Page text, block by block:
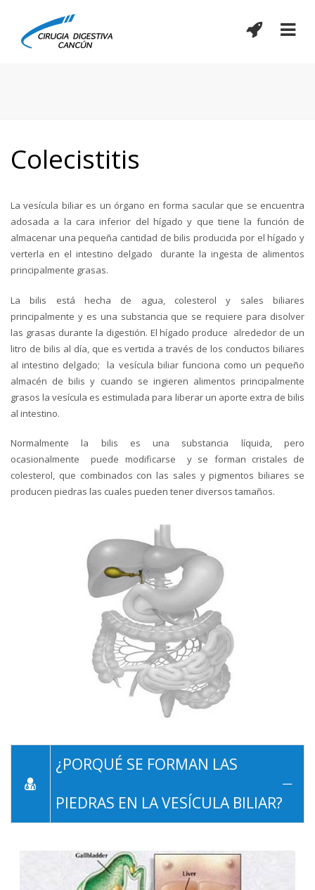
Colecistitis
La vesícula biliar es un órgano en forma sacular que se encuentra
adosada a la cara inferior del hígado y que tiene la función de
almacenar una pequeña cantidad de bilis producida por el hígado y
verterla en el intestino delgado durante la ingesta de alimentos
principalmente grasas.
La bilis está hecha de agua, colesterol y sales biliares
principalmente y es una substancia que se requiere para disolver
las grasas durante la digestión. El hígado produce alrededor de un
litro de bilis al día, que es vertida a través de los conductos biliares
al intestino delgado; la vesícula biliar funciona como un pequeño
almacén de bilis y cuando se ingieren alimentos principalmente
grasos la vesícula es estimulada para liberar un aporte extra de bilis
al intestino.
Normalmente la bilis es una substancia líquida, pero
ocasionalmente puede modificarse y se forman cristales de
colesterol, que combinados con las sales y pigmentos biliares se
producen piedras las cuales pueden tener diversos tamaños.
¿PORQUÉ SE FORMAN LAS
PIEDRAS EN LA VESÍCULA BILIAR?